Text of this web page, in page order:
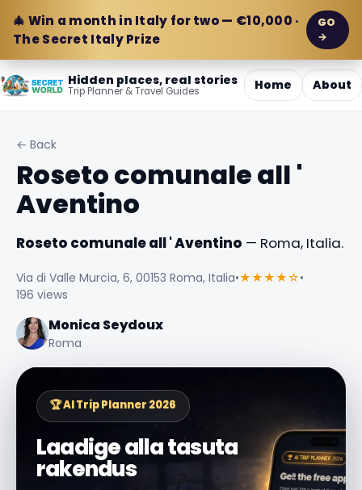
🎄 Win a month in Italy for two — €10,000 ·
The Secret Italy Prize
GO
→
Hidden places, real stories
Trip Planner & Travel Guides Home About
← Back
Roseto comunale all '
Aventino
Roseto comunale all ' Aventino — Roma, Italia.
Via di Valle Murcia, 6, 00153 Roma, Italia•★★★★☆•
196 views
Monica Seydoux
Roma
🏆 AI Trip Planner 2026
Laadige alla tasuta
rakendus